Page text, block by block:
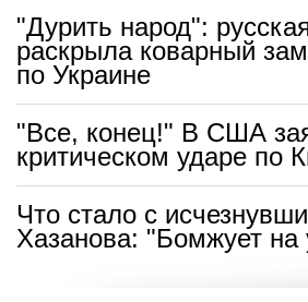
"Дурить народ":
раскрыла коварный
по Украине
"Все, конец!" В США
критическом ударе по
Что стало с
Хазанова: "Бомжует на